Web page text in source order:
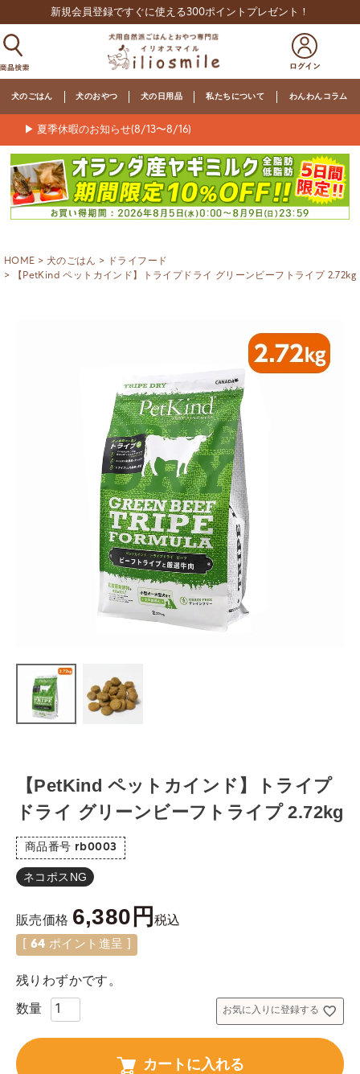
新規会員登録ですぐに使える300ポイントプレゼント！
犬のごはん 犬のおやつ 犬の日用品 私たちについて わんわんコラム
▶ 夏季休暇のお知らせ(8/13〜8/16)
HOME 犬のごはん
ドライフード
【PetKind ペットカインド】トライプドライ グリーンビーフトライプ 2.72kg
【PetKind ペットカインド】トライプ
ドライ グリーンビーフトライプ 2.72kg
商品番号 rb0003
ネコポスNG
販売価格 6,380 税込
64 ポイント進呈 ]
残りわずかです。
お気に入りに登録する
カートに入れる